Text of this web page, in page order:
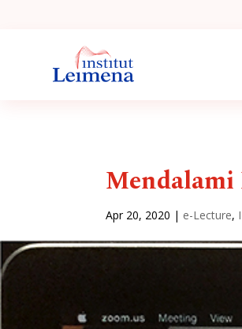
Mendalami
Apr 20, 2020 | e-Lecture,